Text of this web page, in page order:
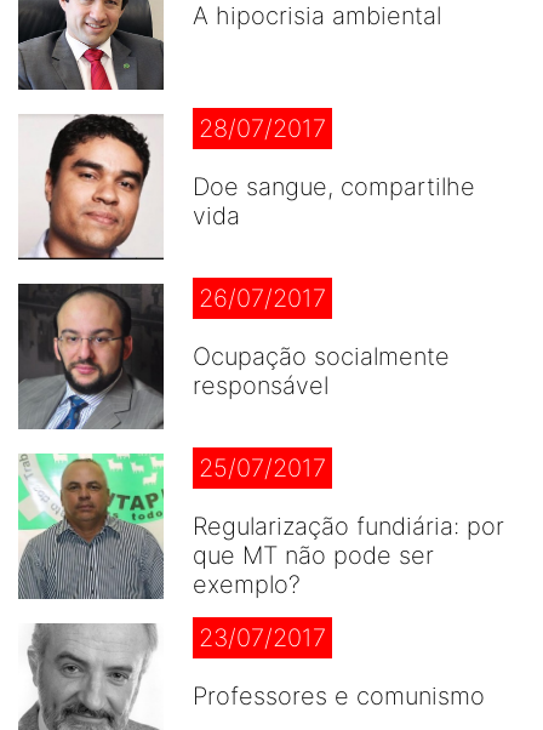
A hipocrisia ambiental
28/07/2017
Doe sangue, compartilhe
vida
26/07/2017
Ocupação socialmente
responsável
25/07/2017
Regularização fundiária: por
que MT não pode ser
exemplo?
23/07/2017
Professores e comunismo